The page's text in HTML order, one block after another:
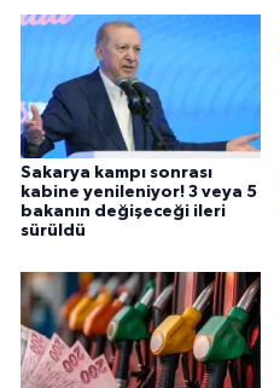
Sakarya kampı sonrası
kabine yenileniyor! 3 veya 5
bakanın değişeceği ileri
sürüldü